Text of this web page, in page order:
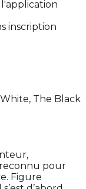
inscription
The Black
pour
Figure